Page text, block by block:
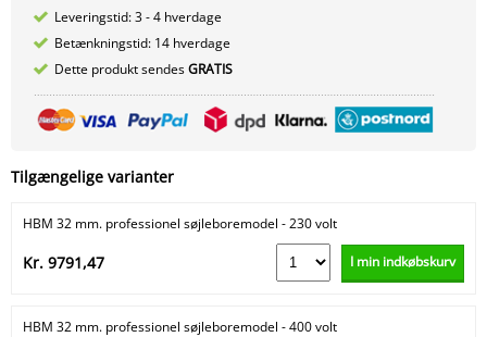
Leveringstid: 3 - 4 hverdage
Betænkningstid: 14 hverdage
Dette produkt sendesGRATIS
Tilgængelige varianter
HBM 32 mm. professionel søjleboremodel - 230 volt
Kr. 9791,47 I min indkøbskurv
HBM 32 mm. professionel søjleboremodel - 400 volt